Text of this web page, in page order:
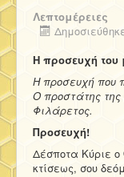
Λεπτομέρειες
Η προσευχή του
Η προσευχή που
Ο προστάτης της
Φιλάρετος.
Προσευχή!
Δέσποτα Κύριε
κτίσεως, σου